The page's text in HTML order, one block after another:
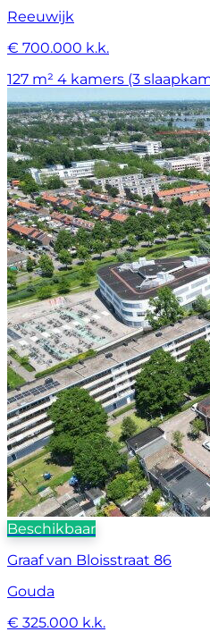
Reeuwijk
€ 700.000 k.k.
127 m² 4 kamers (3
Beschikbaar
Graaf van Bloisstraat 86
Gouda
€ 325.000 k.k.